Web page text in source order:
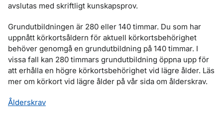
avslutas med skriftligt kunskapsprov.
Grundutbildningen är 280 eller 140 timmar. Du som har
uppnått körkortsåldern för aktuell körkortsbehörighet
behöver genomgå en grundutbildning på 140 timmar. I
vissa fall kan 280 timmars grundutbildning öppna upp för
att erhålla en högre körkortsbehörighet vid lägre ålder. Läs
mer om körkort vid lägre ålder på vår sida om ålderskrav.
Ålderskrav